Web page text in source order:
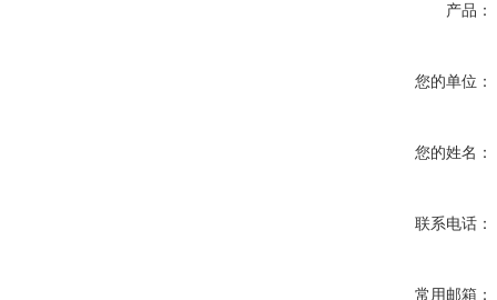
产品：
您的单位：
您的姓名：
联系电话：
常用邮箱：